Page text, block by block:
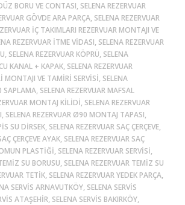
BORU VE CONTASI, SELENA REZERVUAR
GÖVDE ARA PARÇA, SELENA REZERVUAR
IÇ TAKIMLARI REZERVUAR MONTAJI VE
REZERVUAR ITME VIDASI, SELENA REZERVUAR
SELENA REZERVUAR KÖPRÜ, SELENA
KANAL + KAPAK, SELENA REZERVUAR
MONTAJI VE TAMIRI SERVISI, SELENA
SELENA REZERVUAR MAFSAL
MONTAJ KILIDI, SELENA REZERVUAR
REZERVUAR Ø90 MONTAJ TAPASI,
SU DIRSEK, SELENA REZERVUAR SAÇ ÇERÇEVE,
ÇERÇEVE AYAK, SELENA REZERVUAR SAÇ
PLASTIĞI, SELENA REZERVUAR SERVISI,
SU BORUSU, SELENA REZERVUAR TEMIZ SU
TETIK, SELENA REZERVUAR YEDEK PARÇA,
SERVIS ARNAVUTKÖY, SELENA SERVIS
ATAŞEHIR, SELENA SERVIS BAKIRKÖY,